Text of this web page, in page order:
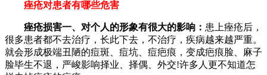
痤疮对患者有哪些危害
痤疮损害一、对个人的形象有很大的影响： 患上痤疮后，
很多患者都不去治疗，长此下去，不治疗，疾病越来越严重。
就会形成极端丑陋的痘斑、痘坑、痘疤痕，变成疤痕脸、麻子
脸毕生不退，严峻影响择业、择偶、外交!许多人更不知道怎